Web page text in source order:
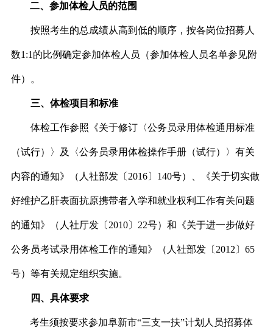
二、参加体检人员的范围
按照考生的总成绩从高到低的顺序，按各岗位招募人
数1:1 的比例确定参加体检人员（参加体检人员名单参见附
件）。
三、体检项目和标准
体检工作参照《关于修订〈公务员录用体检通用标准
（试行）〉及〈公务员录用体检操作手册（试行）〉有关
内容的通知》（人社部发〔 2016〕 140号）、《关于切实做
好维护乙肝表面抗原携带者入学和就业权利工作有关问题
的通知》（人社厅发〔 2010〕 22号）和《关于进一步做好
公务员考试录用体检工作的通知》（人社部发〔 2012 〕 65
号）等有关规定组织实施。
四、具体要求
考生须按要求参加阜新市“三支一扶”计划人员招募体